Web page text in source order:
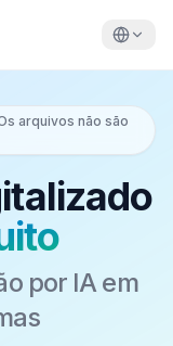
arquivos não são
por IA em